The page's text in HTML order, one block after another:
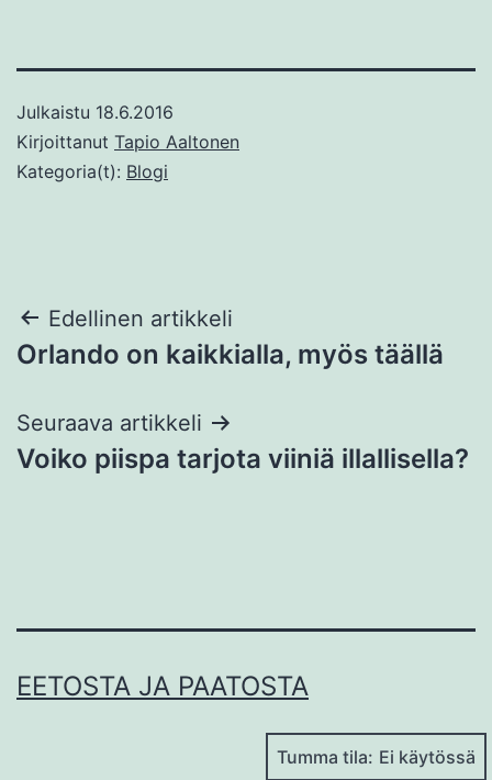
Julkaistu 18.6.2016
Kirjoittanut Tapio Aaltonen
Kategoria(t): Blogi
Artikkelien
selaus
Edellinen artikkeli
Orlando on kaikkialla, myös täällä
Seuraava artikkeli
Voiko piispa tarjota viiniä illallisella?
EETOSTA JA PAATOSTA
Tumma tila: